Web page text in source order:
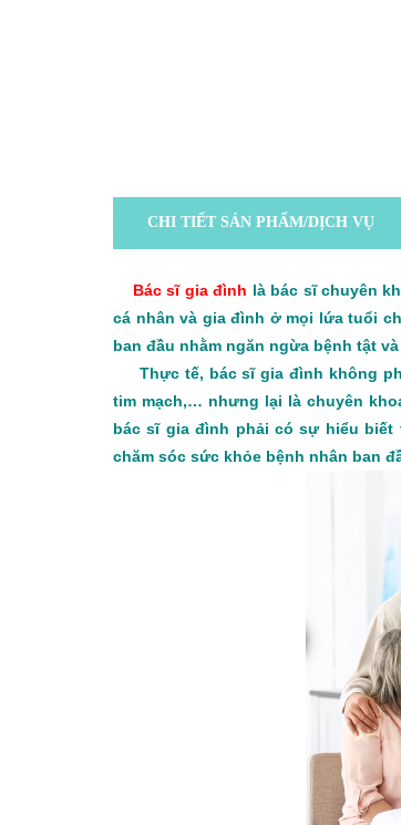
CHI TIẾT SẢN PHẨM/DỊCH VỤ
Bác sĩ gia đình là bác sĩ chuyên
cá nhân và gia đình ở mọi lứa tuổi
ban đầu nhằm ngăn ngừa bệnh tật
Thực tế, bác sĩ gia đình không
tim mạch,… nhưng lại là chuyên
bác sĩ gia đình phải có sự hiểu
chăm sóc sức khỏe bệnh nhân ban